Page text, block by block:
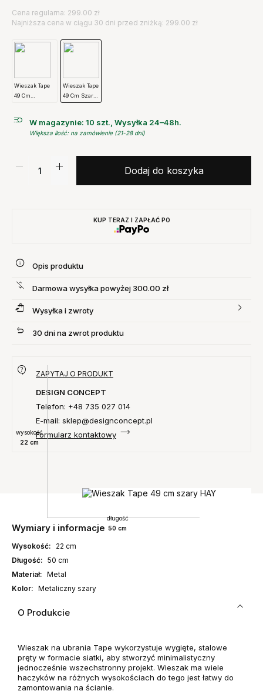
Cena regularna: 299.00 zł
Najniższa cena w ciągu 30 dni przed zniżką: 299.00 zł
Wieszak Tape
49 Cm
Wieszak Tape
49 Cm Szary
W magazynie: 10 szt., Wysyłka 24–48h.
Większa ilość: na zamówienie (21-28 dni)
Dodaj do koszyka
KUP TERAZ I ZAPŁAĆ PO
Opis produktu
Darmowa wysyłka powyżej 300.00 zł
Wysyłka i zwroty
30 dni na zwrot produktu
ZAPYTAJ O PRODUKT
DESIGN CONCEPT
Telefon: +48 735 027 014
E-mail: sklep@designconcept.pl
Formularz kontaktowy
Wymiary i informacje
wysokość
22 cm
długość
50 cm
Wysokość:
22 cm
Długość: 50 cm
Materiał: Metal
Kolor: Metaliczny szary
O Produkcie
Wieszak na ubrania Tape wykorzystuje wygięte, stalowe
pręty w formacie siatki, aby stworzyć minimalistyczny
jednocześnie wszechstronny projekt. Wieszak ma wiele
haczyków na różnych wysokościach do tego jest łatwy do
zamontowania na ścianie.